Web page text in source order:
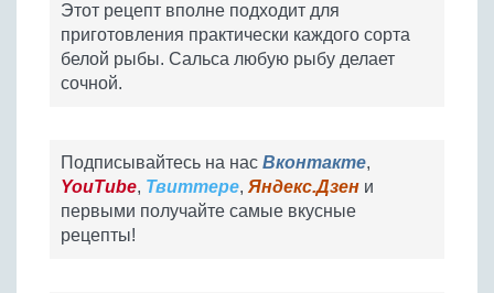
Этот рецепт вполне подходит для
приготовления практически каждого сорта
белой рыбы. Сальса любую рыбу делает
сочной.
Подписывайтесь на нас Вконтакте,
YouTube, Твиттере, Яндекс.Дзен и
первыми получайте самые вкусные
рецепты!